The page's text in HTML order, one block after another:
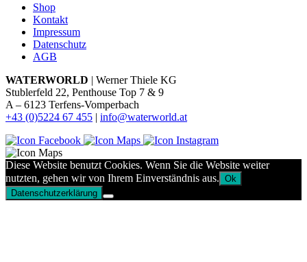
Shop
Kontakt
Impressum
Datenschutz
AGB
WATERWORLD | Werner Thiele KG
Stublerfeld 22, Penthouse Top 7 & 9
A – 6123 Terfens-Vomperbach
+43 (0)5224 67 455 | info@waterworld.at
Diese Website benutzt Cookies. Wenn Sie die Website weiter
nutzten, gehen wir von Ihrem Einverständnis aus. Ok
Datenschutzerklärung